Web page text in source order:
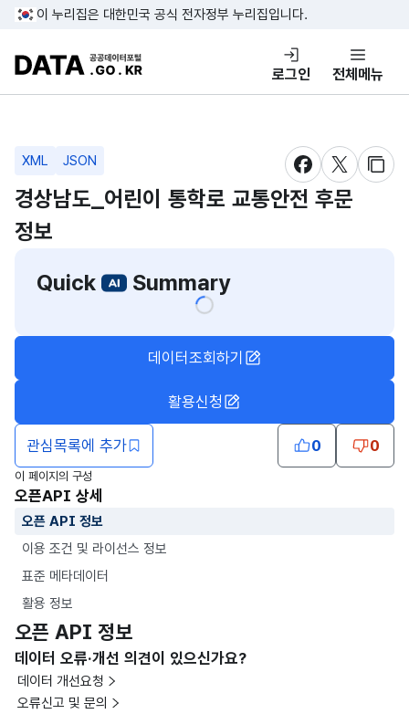
콘텐츠 바로가기
푸터 바로가기
이 누리집은 대한민국 공식 전자정부 누리집입니다.
DATA.GO.KR 공공데이터포털
로그인 전체메뉴
XML JSON
새창 열림새창 열림
새창
경상남도_어린이 통학로 교통안전 후문
정보
Quick
Summary
관심목록에 추가
데이터조회하기
활용신청
0 0
이 페이지의 구성
오픈API 상세
오픈 API 정보
이용 조건 및 라이선스 정보
표준 메타데이터
활용 정보
오픈 API 정보
데이터 오류·개선 의견이 있으신가요?
데이터 개선요청
오류신고 및 문의